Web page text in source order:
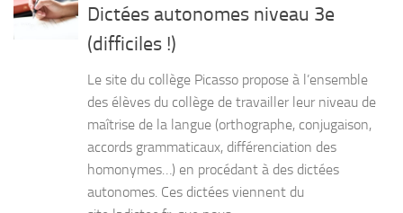
Dictées autonomes niveau 3e
(difficiles !)
Le site du collège Picasso propose à l’ensemble
des élèves du collège de travailler leur niveau de
maîtrise de la langue (orthographe, conjugaison,
accords grammaticaux, différenciation des
homonymes…) en procédant à des dictées
autonomes. Ces dictées viennent du